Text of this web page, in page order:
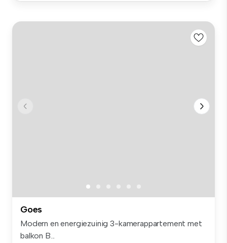
Goes
Modern en energiezuinig 3-kamerappartement met
balkon B...